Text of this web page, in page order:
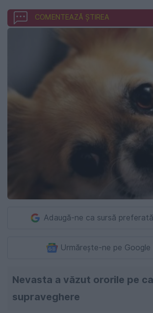
COMENTEAZĂ ȘTIREA
Adaugă-ne ca sursă
Urmărește-ne pe Google
Nevasta a văzut ororile pe
supraveghere